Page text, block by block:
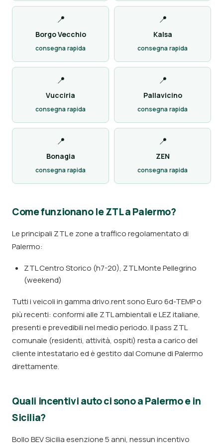
📍
Borgo Vecchio
consegna rapida
📍
Kalsa
consegna rapida
📍
Vucciria
consegna rapida
📍
Pallavicino
consegna rapida
📍
Bonagia
consegna rapida
📍
ZEN
consegna rapida
Come funzionano le ZTL a Palermo?
Le principali ZTL e zone a traffico regolamentato di
Palermo:
ZTL Centro Storico (h7-20), ZTL Monte Pellegrino
(weekend)
Tutti i veicoli in gamma drivo.rent sono Euro 6d-TEMP o
più recenti: conformi alle ZTL ambientali e LEZ italiane,
presenti e prevedibili nel medio periodo. Il pass ZTL
comunale (residenti, attività, ospiti) resta a carico del
cliente intestatario ed è gestito dal Comune di Palermo
direttamente.
Quali incentivi auto ci sono a Palermo e in
Sicilia?
Bollo BEV Sicilia esenzione 5 anni, nessun incentivo